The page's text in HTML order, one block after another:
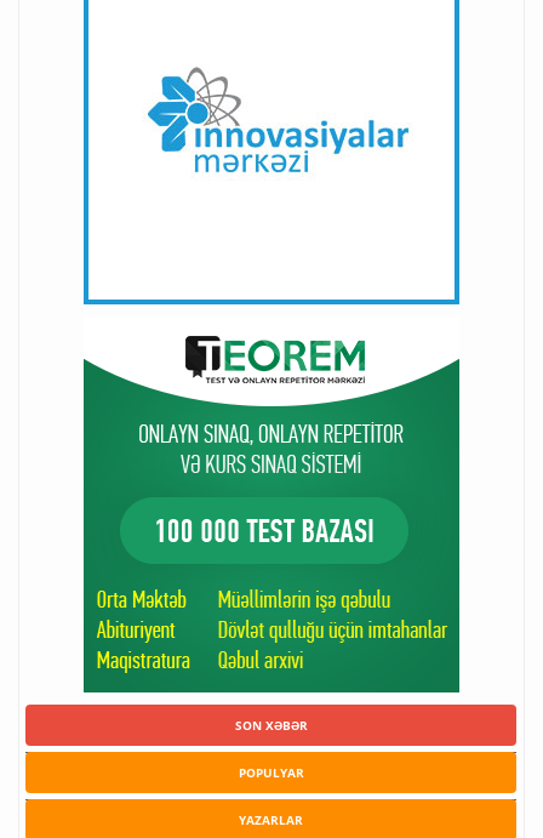
SON XƏBƏR
POPULYAR
YAZARLAR